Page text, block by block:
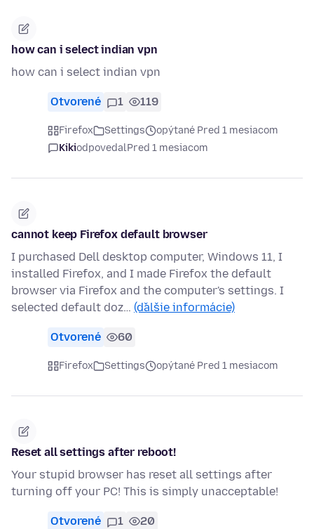
how can i select indian vpn
how can i select indian vpn
Otvorené 1 119
Firefox Settings
opýtané Pred 1 mesiacom
KikiodpovedalPred 1 mesiacom
cannot keep Firefox default browser
I purchased Dell desktop computer, Windows 11, I
installed Firefox, and I made Firefox the default
browser via Firefox and the computer's settings. I
selected default doz… (ďalšie informácie)
Otvorené 60
Firefox Settings opýtané Pred 1 mesiacom
Reset all settings after reboot!
Your stupid browser has reset all settings after
turning off your PC! This is simply unacceptable!
Otvorené 1 20